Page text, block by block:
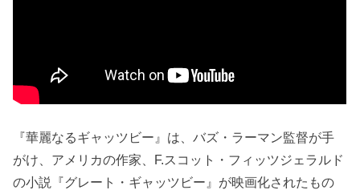
『華麗なるギャッツビー』は、バズ・ラーマン監督が手
がけ、アメリカの作家、F.スコット・フィッツジェラルド
の小説『グレート・ギャッツビー』が映画化されたもの